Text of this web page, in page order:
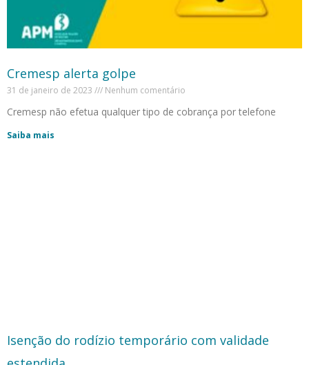
Cremesp alerta golpe
31 de janeiro de 2023 Nenhum comentário
Cremesp não efetua qualquer tipo de cobrança por telefone
Saiba mais
Isenção do rodízio temporário com validade